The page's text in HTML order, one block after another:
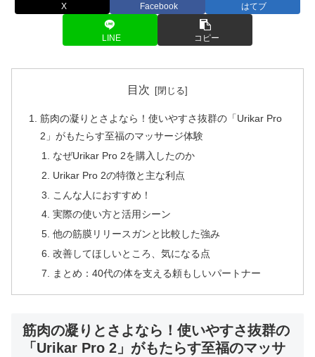
X Facebook はてブ
LINE コピー
目次
筋肉の凝りとさよなら！使いやすさ抜群の「Urikar Pro
2」がもたらす至福のマッサージ体験
なぜUrikar Pro 2を購入したのか
Urikar Pro 2の特徴と主な利点
こんな人におすすめ！
実際の使い方と活用シーン
他の筋膜リリースガンと比較した強み
改善してほしいところ、気になる点
まとめ：40代の体を支える頼もしいパートナー
筋肉の凝りとさよなら！使いやすさ抜群の
「Urikar Pro 2」がもたらす至福のマッサ